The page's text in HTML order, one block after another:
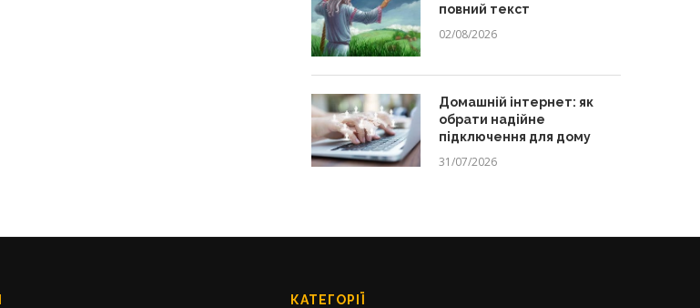
повний текст
02/08/2026
Домашній інтернет: як
обрати надійне
підключення для дому
31/07/2026
КАТЕГОРІЇ